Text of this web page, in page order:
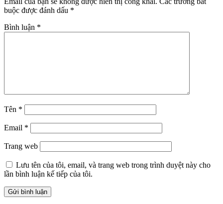
buộc được đánh dấu *
Bình luận *
Tên *
Email *
Trang web
Lưu tên của tôi, email, và trang web trong trình duyệt này cho
lần bình luận kế tiếp của tôi.